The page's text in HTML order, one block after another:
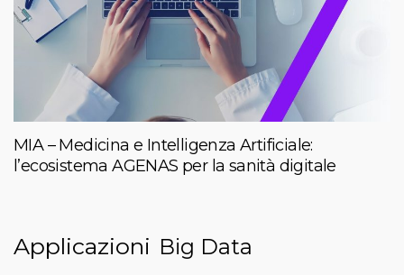
MIA – Medicina e Intelligenza Artificiale:
l’ecosistema AGENAS per la sanità digitale
Applicazioni Big Data